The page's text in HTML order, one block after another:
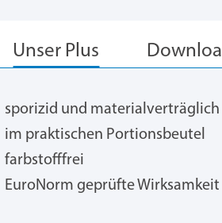
sporizid und materialverträglich
im praktischen Portionsbeutel
farbstofffrei
EuroNorm geprüfte Wirksamkeit